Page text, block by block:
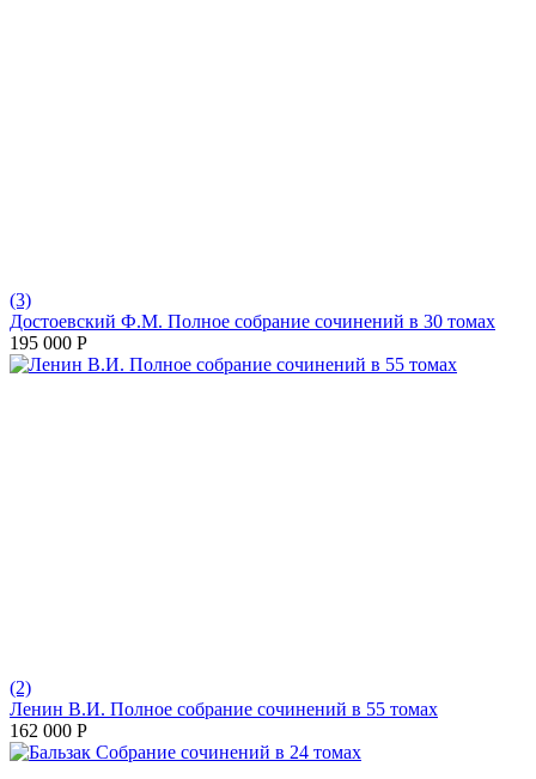
(3)
Достоевский Ф.М. Полное собрание сочинений в 30 томах
195 000 Р
(2)
Ленин В.И. Полное собрание сочинений в 55 томах
162 000 Р